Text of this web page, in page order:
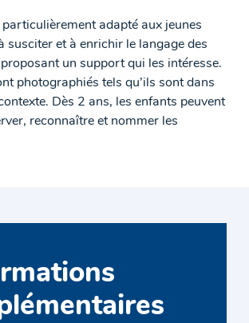
adapté aux jeunes
susciter et à enrichir le langage des
un support qui les intéresse.
photographiés tels qu’ils sont dans
Dès 2 ans, les enfants peuvent
reconnaître et nommer les